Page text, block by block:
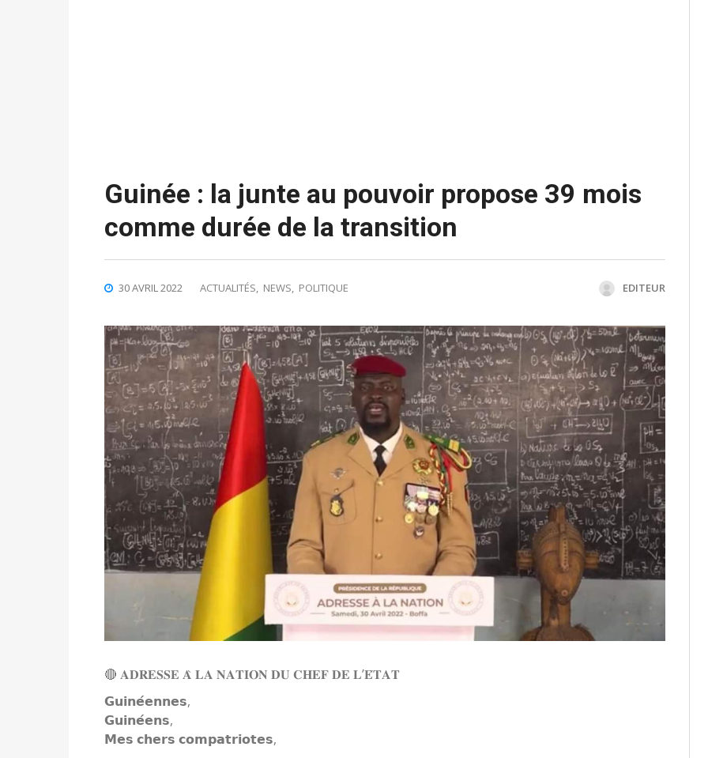
Guinée : la junte au pouvoir propose 39 mois
comme durée de la transition
30 AVRIL 2022 ACTUALITÉS NEWS POLITIQUE EDITEUR
🔴 𝐀𝐃𝐑𝐄𝐒𝐒𝐄 𝐀̀ 𝐋𝐀 𝐍𝐀𝐓𝐈𝐎𝐍 𝐃𝐔 𝐂𝐇𝐄𝐅 𝐃𝐄 𝐋’𝐄́𝐓𝐀𝐓
𝗚𝘂𝗶𝗻𝗲́𝗲𝗻𝗻𝗲𝘀,
𝗚𝘂𝗶𝗻𝗲́𝗲𝗻𝘀,
𝗠𝗲𝘀 𝗰𝗵𝗲𝗿𝘀 𝗰𝗼𝗺𝗽𝗮𝘁𝗿𝗶𝗼𝘁𝗲𝘀,